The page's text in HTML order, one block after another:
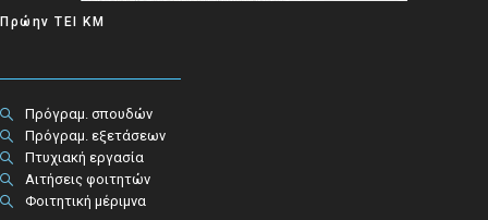
Πρώην ΤΕΙ ΚΜ
Πρόγραμ. σπουδών
Πρόγραμ. εξετάσεων
Πτυχιακή εργασία
Αιτήσεις φοιτητών
Φοιτητική μέριμνα